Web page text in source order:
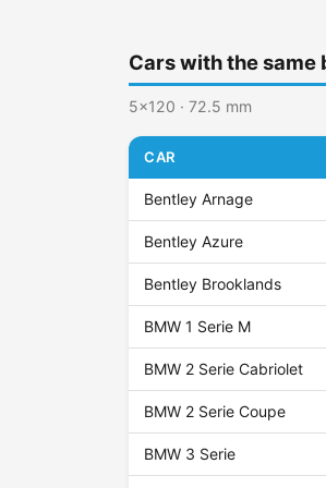
Cars with the
5x120 · 72.5 mm
CAR
Bentley Arnage
Bentley Azure
Bentley Brooklands
BMW 1 Serie M
BMW 2 Serie Cabriolet
BMW 2 Serie Coupe
BMW 3 Serie